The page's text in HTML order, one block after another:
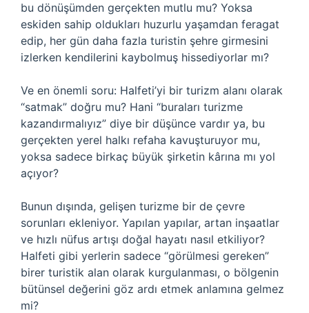
bu dönüşümden gerçekten mutlu mu? Yoksa
eskiden sahip oldukları huzurlu yaşamdan feragat
edip, her gün daha fazla turistin şehre girmesini
izlerken kendilerini kaybolmuş hissediyorlar mı?
Ve en önemli soru: Halfeti’yi bir turizm alanı olarak
“satmak” doğru mu? Hani “buraları turizme
kazandırmalıyız” diye bir düşünce vardır ya, bu
gerçekten yerel halkı refaha kavuşturuyor mu,
yoksa sadece birkaç büyük şirketin kârına mı yol
açıyor?
Bunun dışında, gelişen turizme bir de çevre
sorunları ekleniyor. Yapılan yapılar, artan inşaatlar
ve hızlı nüfus artışı doğal hayatı nasıl etkiliyor?
Halfeti gibi yerlerin sadece “görülmesi gereken”
birer turistik alan olarak kurgulanması, o bölgenin
bütünsel değerini göz ardı etmek anlamına gelmez
mi?